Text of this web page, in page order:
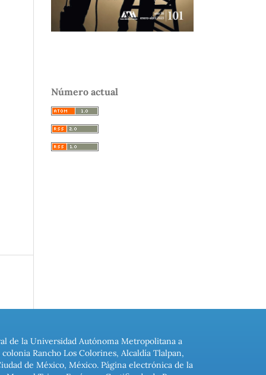
Número actual
de la Universidad Autónoma Metropolitana a
Rancho Los Colorines, Alcaldía Tlalpan,
de México, México. Página electrónica de la